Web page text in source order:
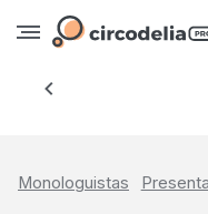
Monologuistas